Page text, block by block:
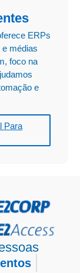
ERPs
médias
foco na
e
Para